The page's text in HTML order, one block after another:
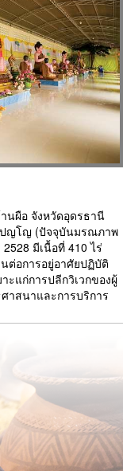
นผือ จังหวัดอุดรธานี
ญโญ (ปัจจุบันมรณภาพ
มีเนื้อที่ 410 ไร่
ต่อการอยู่อาศัยปฏิบัติ
ะแก่การปลีกวิเวกของผู้
าสนาและการบริการ